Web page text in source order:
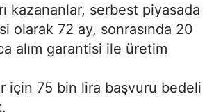
kazananlar, serbest piyasada
olarak 72 ay, sonrasında 20
alım garantisi ile üretim
için 75 bin lira başvuru bedeli